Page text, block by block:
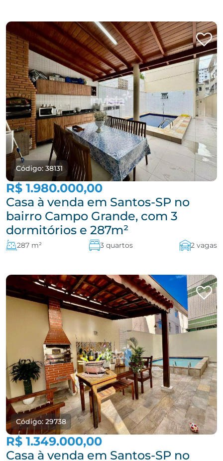
Código: 38131
R$ 1.980.000,00
Casa à venda em Santos-SP no
bairro Campo Grande, com 3
dormitórios e 287m²
287 m² 3 quartos 2 vagas
Código: 29738
R$ 1.349.000,00
Casa à venda em Santos-SP no